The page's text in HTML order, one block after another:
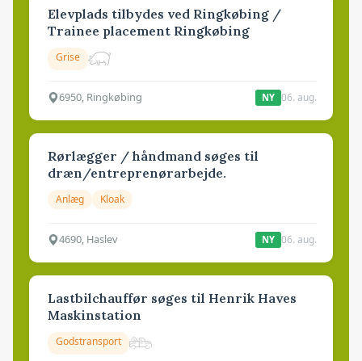
Elevplads tilbydes ved Ringkøbing /
Trainee placement Ringkøbing
Grise
6950, Ringkøbing NY 06. aug.
Rørlægger / håndmand søges til
dræn/entreprenørarbejde.
Anlæg Kloak
4690, Haslev NY 06. aug.
Lastbilchauffør søges til Henrik Haves
Maskinstation
Godstransport